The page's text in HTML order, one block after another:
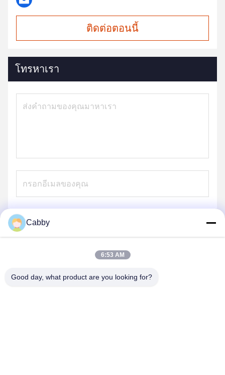
ติดต่อตอนนี้
โทรหาเรา
Cabby
6:53 AM
Good day, what product are you looking for?